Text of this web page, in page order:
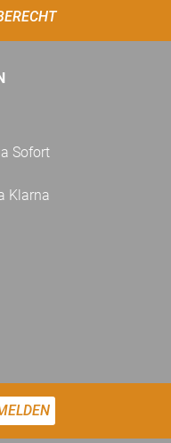
Sofort
Klarna